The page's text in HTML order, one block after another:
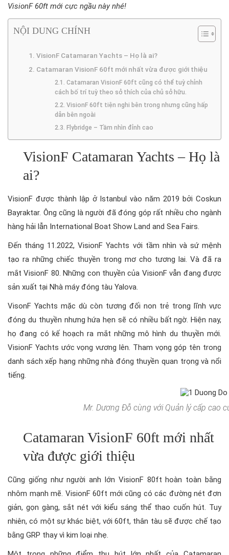
VisionF 60ft mới cực ngầu này nhé!
NỘI DUNG CHÍNH
VisionF Catamaran Yachts – Họ là ai?
Catamaran VisionF 60ft mới nhất vừa được giới thiệu
Catamaran VisionF 60ft cũng có thể tuỳ chỉnh
cách bố trí tuỳ theo sở thích của chủ sở hữu.
VisionF 60ft tiện nghi bên trong nhưng cũng hấp
dẫn bên ngoài
Flybridge – Tầm nhìn đỉnh cao
VisionF Catamaran Yachts – Họ là
ai?
VisionF được thành lập ở Istanbul vào năm 2019 bởi Coskun
Bayraktar. Ông cũng là người đã đóng góp rất nhiều cho ngành
hàng hải lẫn International Boat Show Land and Sea Fairs.
Đến tháng 11.2022, VisionF Yachts với tầm nhìn và sứ mệnh
tạo ra những chiếc thuyền trong mơ cho tương lai. Và đã ra
mắt VisionF 80. Những con thuyền của VisionF vẫn đang được
sản xuất tại Nhà máy đóng tàu Yalova.
VisonF Yachts mặc dù còn tương đối non trẻ trong lĩnh vực
đóng du thuyền nhưng hứa hẹn sẽ có nhiều bất ngờ. Hiện nay,
họ đang có kế hoạch ra mắt những mô hình du thuyền mới.
VisionF Yachts ước vọng vương lên. Tham vọng góp tên trong
danh sách xếp hạng những nhà đóng thuyền quan trọng và nổi
tiếng.
Mr. Dương Đỗ cùng với Quản lý cấp cao
Catamaran VisionF 60ft mới nhất
vừa được giới thiệu
Cũng giống như người anh lớn VisionF 80ft hoàn toàn bằng
nhôm mạnh mẽ. VisionF 60ft mới cũng có các đường nét đơn
giản, gọn gàng, sắt nét với kiểu sáng thể thao cuốn hút. Tuy
nhiên, có một sự khác biệt, với 60ft, thân tàu sẽ được chế tạo
bằng GRP thay vì kim loại nhẹ.